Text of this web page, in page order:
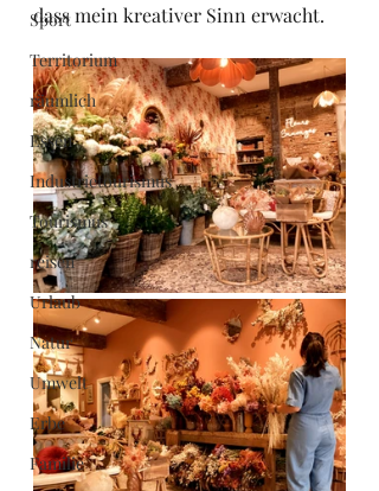
Sport
Territorium
räumlich
Essen
Industrietourismus
Tourismus
reisen
Urlaub
Natur
Umwelt
Erbe
Familie
dass mein kreativer Sinn erwacht.